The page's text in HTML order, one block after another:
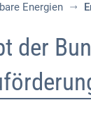
Energien
der